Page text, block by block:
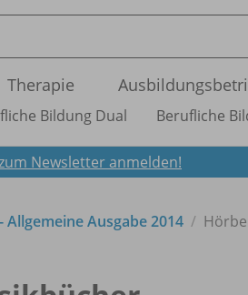
Therapie
Bildung Dual Berufliche
Newsletter anmelden!
Ausgabe 2014